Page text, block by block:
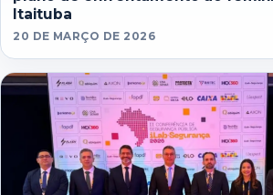
Itaituba
20 DE MARÇO DE 2026